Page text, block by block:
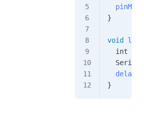
  pinMode
}
void
loop
  int
  Serial
  delay
}